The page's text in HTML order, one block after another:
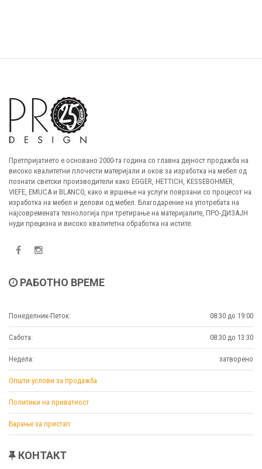
Претпријатието е основано 2000-та година со главна дејност продажба на
високо квалитетни плочести материјали и оков за изработка на мебел од
познати светски производители како EGGER, HETTICH, KESSEBOHMER,
VIEFE, EMUCA и BLANCO, како и вршење на услуги поврзани со процесот на
изработка на мебел и делови од мебел. Благодарение на употребата на
најсовремената технологија при третирање на материјалите, ПРО-ДИЗАЈН
нуди прецизна и високо квалитетна обработка на истите.
РАБОТНО ВРЕМЕ
Понеделник-Петок: 08:30 до 19:00
Сабота: 08:30 до 13:30
Недела: затворено
Општи услови за продажба
Политики на приватност
Барање за пристап
КОНТАКТ